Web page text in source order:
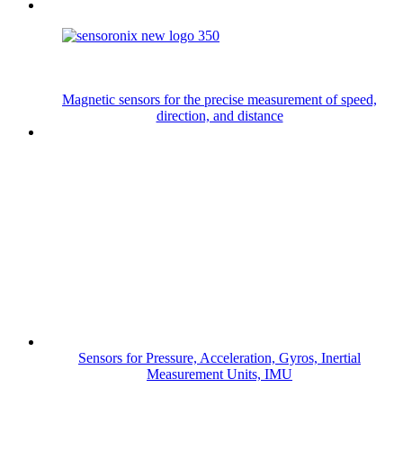
Magnetic sensors for the precise measurement of speed,
direction, and distance
Sensors for Pressure, Acceleration, Gyros, Inertial
Measurement Units, IMU